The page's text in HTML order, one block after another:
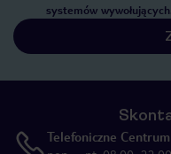
systemów wywołujących.
Telefoniczne